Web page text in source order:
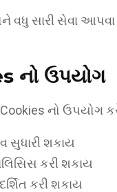
વધુ સારી સેવા
નો ઉપયોગ
નો ઉપયોગ
શકાય
કરી શકાય
કરી શકાય